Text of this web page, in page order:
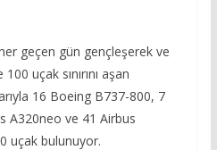
her geçen gün gençleşerek ve
uçak sınırını aşan
16 Boeing B737-800, 7
A320neo ve 41 Airbus
uçak bulunuyor.